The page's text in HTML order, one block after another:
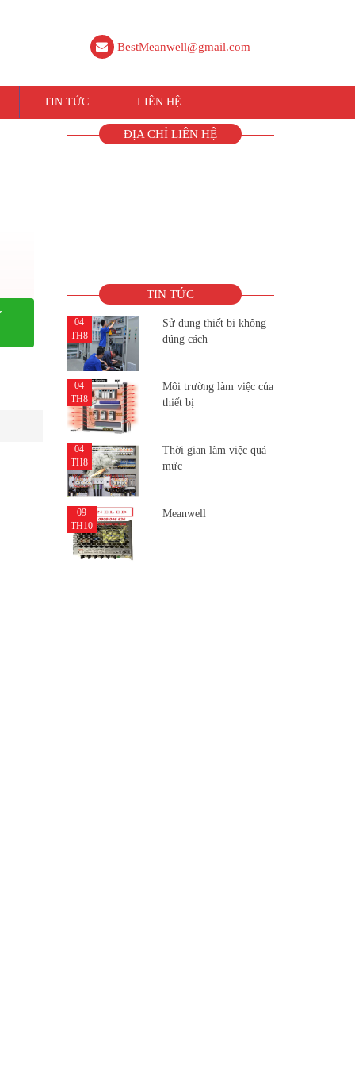
BestMeanwell@gmail.com
TIN TỨC LIÊN HỆ
ĐỊA CHỈ LIÊN HỆ
TIN TỨC
04
TH8
Sử dụng thiết bị không
đúng cách
04
TH8
Môi trường làm việc của
thiết bị
04
TH8
Thời gian làm việc quá
mức
09
TH10
Meanwell